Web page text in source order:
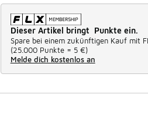
Dieser Artikel bringt Punkte ein.
Spare bei einem zukünftigen Kauf mit
(25.000 Punkte = 5 €)
Melde dich kostenlos an